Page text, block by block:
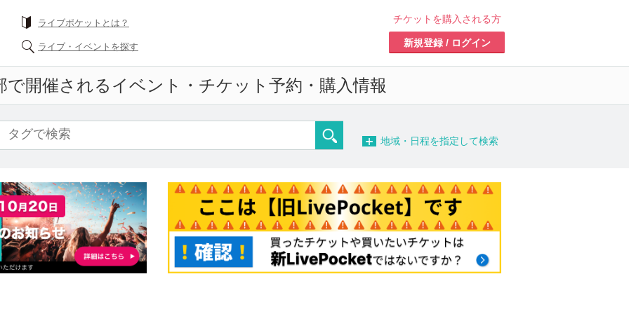
ライブポケットとは？
ライブ・イベントを探す
チケットを購入される方
新規登録 / ログイン
で開催されるイベント・チケット予約・購入情報
− 地域・日程を指定して検索